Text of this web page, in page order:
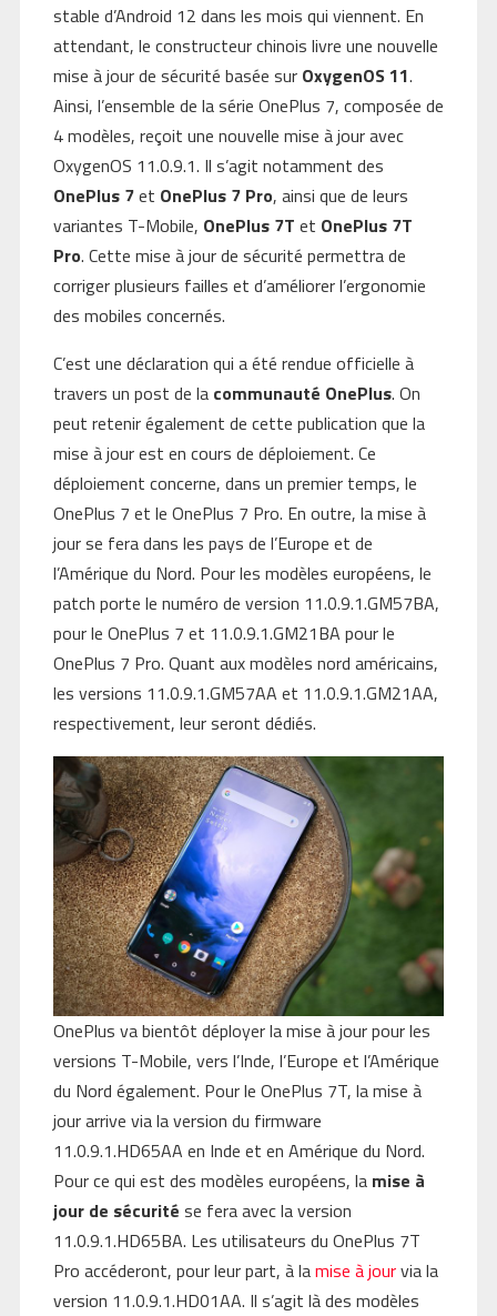
stable d’Android 12 dans les mois qui viennent. En
attendant, le constructeur chinois livre une nouvelle
mise à jour de sécurité basée sur OxygenOS 11.
Ainsi, l’ensemble de la série OnePlus 7, composée de
4 modèles, reçoit une nouvelle mise à jour avec
OxygenOS 11.0.9.1. Il s’agit notamment des
OnePlus 7et OnePlus 7 Pro, ainsi que de leurs
variantes T-Mobile, OnePlus 7T et OnePlus 7T
Pro. Cette mise à jour de sécurité permettra de
corriger plusieurs failles et d’améliorer l’ergonomie
des mobiles concernés.
C’est une déclaration qui a été rendue officielle à
travers un post de la communauté OnePlus. On
peut retenir également de cette publication que la
mise à jour est en cours de déploiement. Ce
déploiement concerne, dans un premier temps, le
OnePlus 7 et le OnePlus 7 Pro. En outre, la mise à
jour se fera dans les pays de l’Europe et de
l’Amérique du Nord. Pour les modèles européens, le
patch porte le numéro de version 11.0.9.1.GM57BA,
pour le OnePlus 7 et 11.0.9.1.GM21BA pour le
OnePlus 7 Pro. Quant aux modèles nord américains,
les versions 11.0.9.1.GM57AA et 11.0.9.1.GM21AA,
respectivement, leur seront dédiés.
OnePlus va bientôt déployer la mise à jour pour les
versions T-Mobile, vers l’Inde, l’Europe et l’Amérique
du Nord également. Pour le OnePlus 7T, la mise à
jour arrive via la version du firmware
11.0.9.1.HD65AA en Inde et en Amérique du Nord.
Pour ce qui est des modèles européens, la mise à
jour de sécurité se fera avec la version
11.0.9.1.HD65BA. Les utilisateurs du OnePlus 7T
Pro accéderont, pour leur part, à lamise à jourvia la
version 11.0.9.1.HD01AA. Il s’agit là des modèles